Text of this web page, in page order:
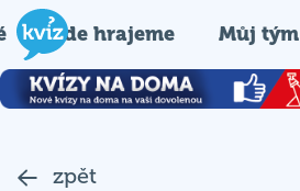
Kde hrajeme Můj tým
zpět